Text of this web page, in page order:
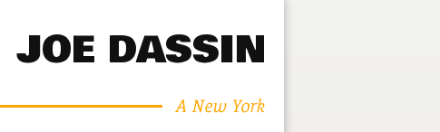
JOE DASSIN
A New York